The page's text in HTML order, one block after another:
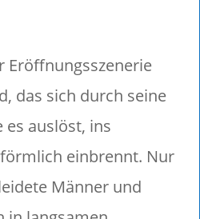
Eröffnungsszenerie
das sich durch seine
es auslöst, ins
einbrennt. Nur
Männer und